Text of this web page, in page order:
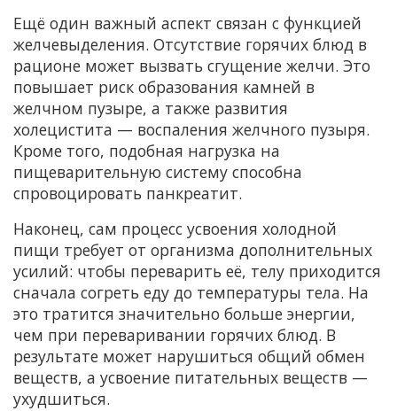
Ещё один важный аспект связан с функцией
желчевыделения. Отсутствие горячих блюд в
рационе может вызвать сгущение желчи. Это
повышает риск образования камней в
желчном пузыре, а также развития
холецистита — воспаления желчного пузыря.
Кроме того, подобная нагрузка на
пищеварительную систему способна
спровоцировать панкреатит.
Наконец, сам процесс усвоения холодной
пищи требует от организма дополнительных
усилий: чтобы переварить её, телу приходится
сначала согреть еду до температуры тела. На
это тратится значительно больше энергии,
чем при переваривании горячих блюд. В
результате может нарушиться общий обмен
веществ, а усвоение питательных веществ —
ухудшиться.